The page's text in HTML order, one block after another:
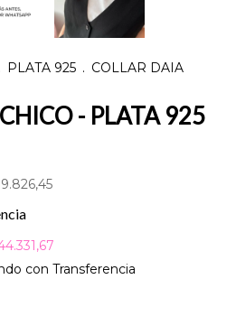
PLATA 925 . COLLAR DAIA
- PLATA 925
con Transferencia